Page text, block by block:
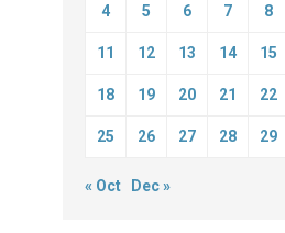
4 5 6 7 8
11 12 13 14 15
18 19 20 21 22
25 26 27 28 29
« Oct Dec »